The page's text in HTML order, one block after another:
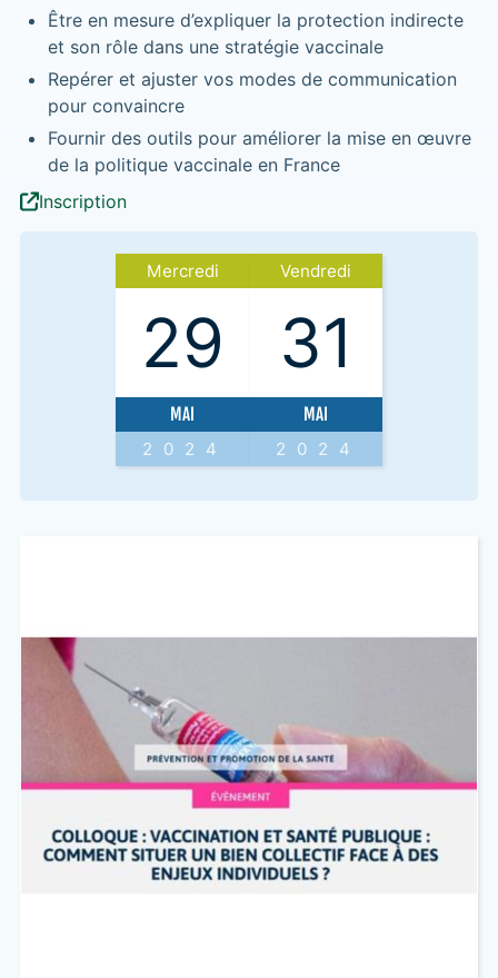
Être en mesure d’expliquer la protection indirecte
et son rôle dans une stratégie vaccinale
Repérer et ajuster vos modes de communication
pour convaincre
Fournir des outils pour améliorer la mise en œuvre
de la politique vaccinale en France
Inscription
Mercredi
29
MAI
2024
Vendredi
31
MAI
2024